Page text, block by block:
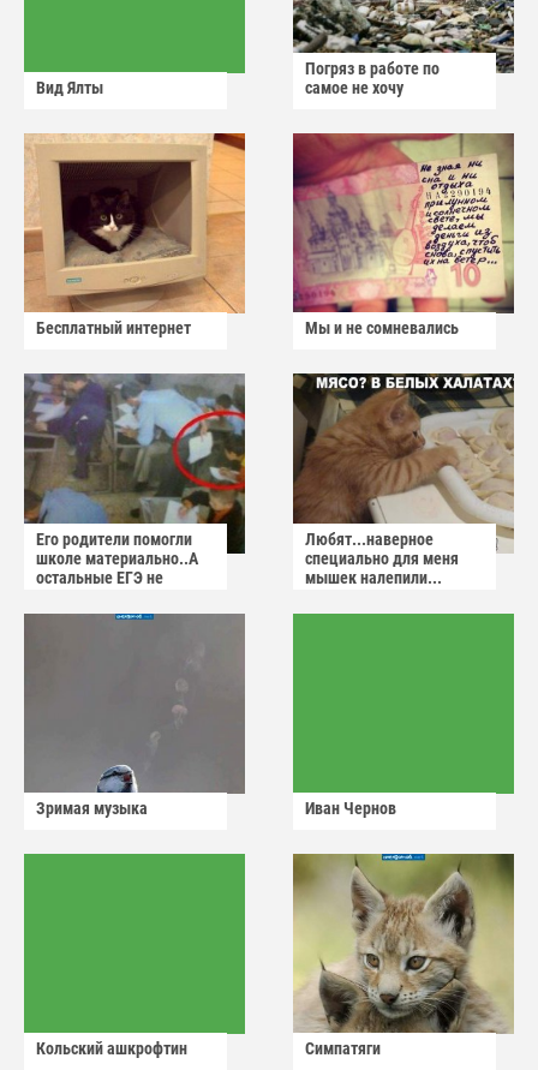
Вид Ялты
Погряз в работе по
самое не хочу
Бесплатный интернет Мы и не сомневались
Его родители помогли
школе материально..А
остальные ЕГЭ не
Любят...наверное
специально для меня
мышек налепили...
Зримая музыка Иван Чернов
Кольский ашкрофтин Симпатяги